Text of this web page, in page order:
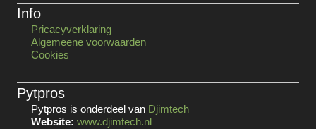
Info
Pricacyverklaring
Algemeene voorwaarden
Cookies
Pytpros
Pytpros is onderdeel van Djimtech
Website: www.djimtech.nl